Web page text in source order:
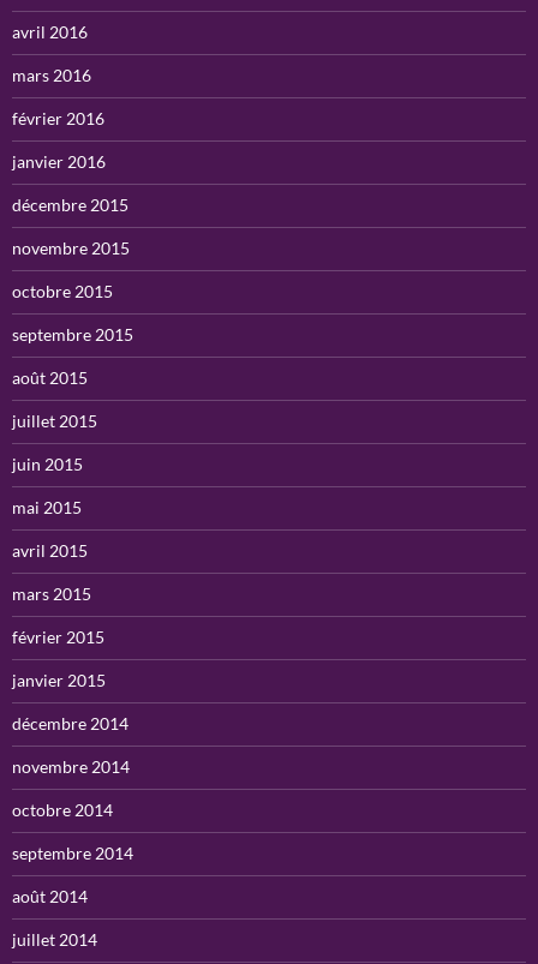
avril 2016
mars 2016
février 2016
janvier 2016
décembre 2015
novembre 2015
octobre 2015
septembre 2015
août 2015
juillet 2015
juin 2015
mai 2015
avril 2015
mars 2015
février 2015
janvier 2015
décembre 2014
novembre 2014
octobre 2014
septembre 2014
août 2014
juillet 2014